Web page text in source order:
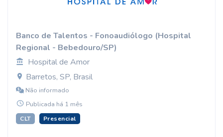
Banco de Talentos - Fonoaudiólogo (Hospital
Regional - Bebedouro/SP)
Hospital de Amor
Barretos, SP, Brasil
Não informado
Publicada há 1 mês
CLT Presencial